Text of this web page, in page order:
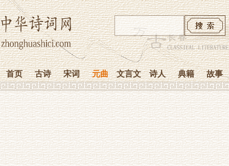
首页 古诗 宋词 元曲 文言文 诗人 典籍 故事